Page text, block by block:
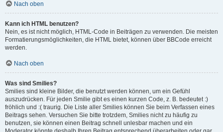
Nach oben
Kann ich HTML benutzen?
Nein, es ist nicht möglich, HTML-Code in Beiträgen zu verwenden. Die meisten
Formatierungsmöglichkeiten, die HTML bietet, können über BBCode erreicht
werden.
Nach oben
Was sind Smilies?
Smilies sind kleine Bilder, die benutzt werden können, um ein Gefühl
auszudrücken. Für jeden Smilie gibt es einen kurzen Code, z. B. bedeutet :)
fröhlich und :( traurig. Die Liste aller Smilies können Sie beim Verfassen eines
Beitrags sehen. Versuchen Sie bitte trotzdem, Smilies nicht zu häufig zu
benutzen, sie können einen Beitrag schnell unlesbar machen und ein